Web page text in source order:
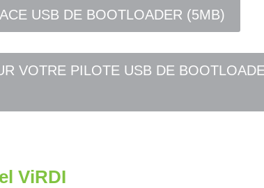
USB DE BOOTLOADER (5MB)
VOTRE PILOTE USB DE
ViRDI